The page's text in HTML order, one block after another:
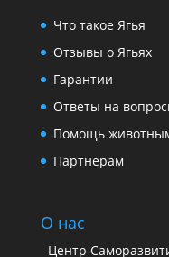
Что такое Ягья
Отзывы о Ягьях
Гарантии
Ответы на
Помощь
Партнерам
О нас
Центр